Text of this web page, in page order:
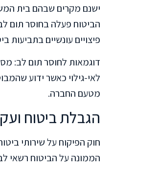
ישנם מקרים שבהם בית
פיצויים עונשיים
דוגמאות לחוסר תום לב:
לאי-גילוי כאשר ידוע
מטעם החברה.
הגבלת ביטוח
הממונה על הביטוח רשאי